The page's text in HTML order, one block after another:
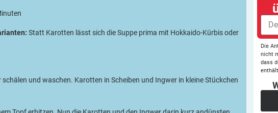
Statt Karotten lässt sich die Suppe prima mit ­Hokkaido-Kürbis oder
und waschen. Karotten in Scheiben und Ingwer in kleine Stückchen
Die
nicht
dass
enthält.